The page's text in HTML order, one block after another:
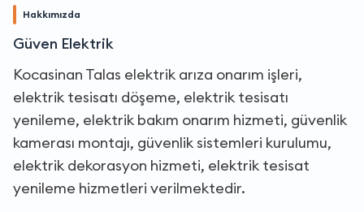
Hakkımızda
Güven Elektrik
Kocasinan Talas elektrik arıza onarım işleri,
elektrik tesisatı döşeme, elektrik tesisatı
yenileme, elektrik bakım onarım hizmeti, güvenlik
kamerası montajı, güvenlik sistemleri kurulumu,
elektrik dekorasyon hizmeti, elektrik tesisat
yenileme hizmetleri verilmektedir.